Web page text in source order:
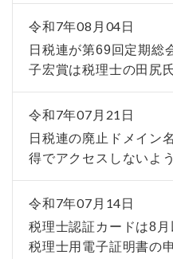
令和7年08月04日
日税連が第69回定期総
子宏賞は税理士の田尻
令和7年07月21日
日税連の廃止ドメイン
得でアクセスしないよ
令和7年07月14日
税理士認証カードは8
税理士用電子証明書の